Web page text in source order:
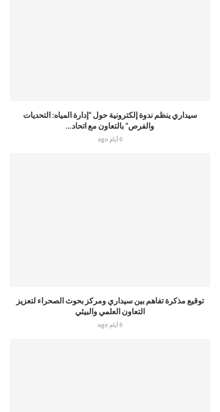
سيداري ينظم ندوة إلكترونية حول “إدارة المياه: التحديات
والفرص” بالتعاون مع اتحاد...
6 أيام ago
توقيع مذكرة تفاهم بين سيداري ومركز بحوث الصحراء لتعزيز
التعاون العلمي والبيئي
6 أيام ago